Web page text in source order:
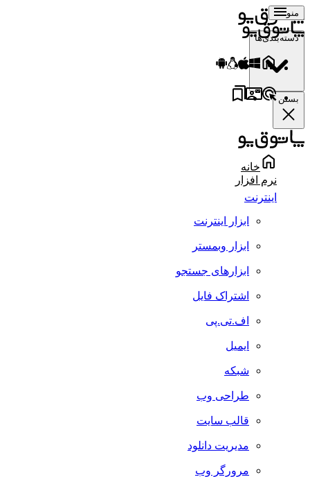
منو
دسته‌بندی‌ها
بستن
خانه
نرم افزار
اینترنت
ابزار اینترنت
ابزار وبمستر
ابزارهای جستجو
اشتراک فایل
اف.تی.پی
ایمیل
شبکه
طراحی وب
قالب سایت
مدیریت دانلود
مرورگر وب